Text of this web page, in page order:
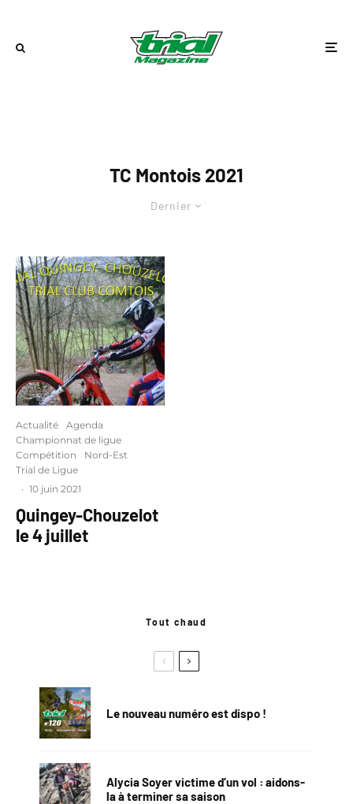
TC Montois 2021
Dernier
Actualité
Agenda
Championnat de ligue
Compétition
Nord-Est
Trial de Ligue
· 10 juin 2021
Quingey-Chouzelot
le 4 juillet
Tout chaud
Le nouveau numéro est dispo !
Alycia Soyer victime d’un vol : aidons-
la à terminer sa saison